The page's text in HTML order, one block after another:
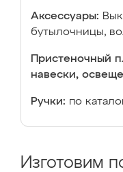
Аксессуары:
бутылочницы,
Пристеночный
навески,
Ручки: по
Изготовим